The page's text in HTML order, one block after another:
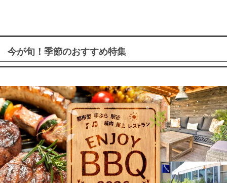
今が旬！季節のおすすめ特集